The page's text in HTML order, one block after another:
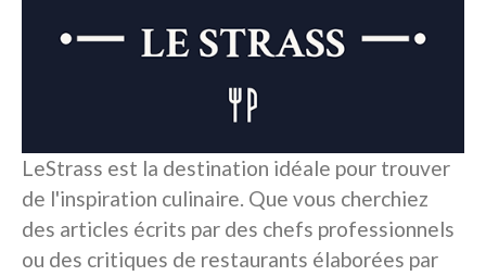
LeStrass est la destination idéale pour trouver
de l'inspiration culinaire. Que vous cherchiez
des articles écrits par des chefs professionnels
ou des critiques de restaurants élaborées par